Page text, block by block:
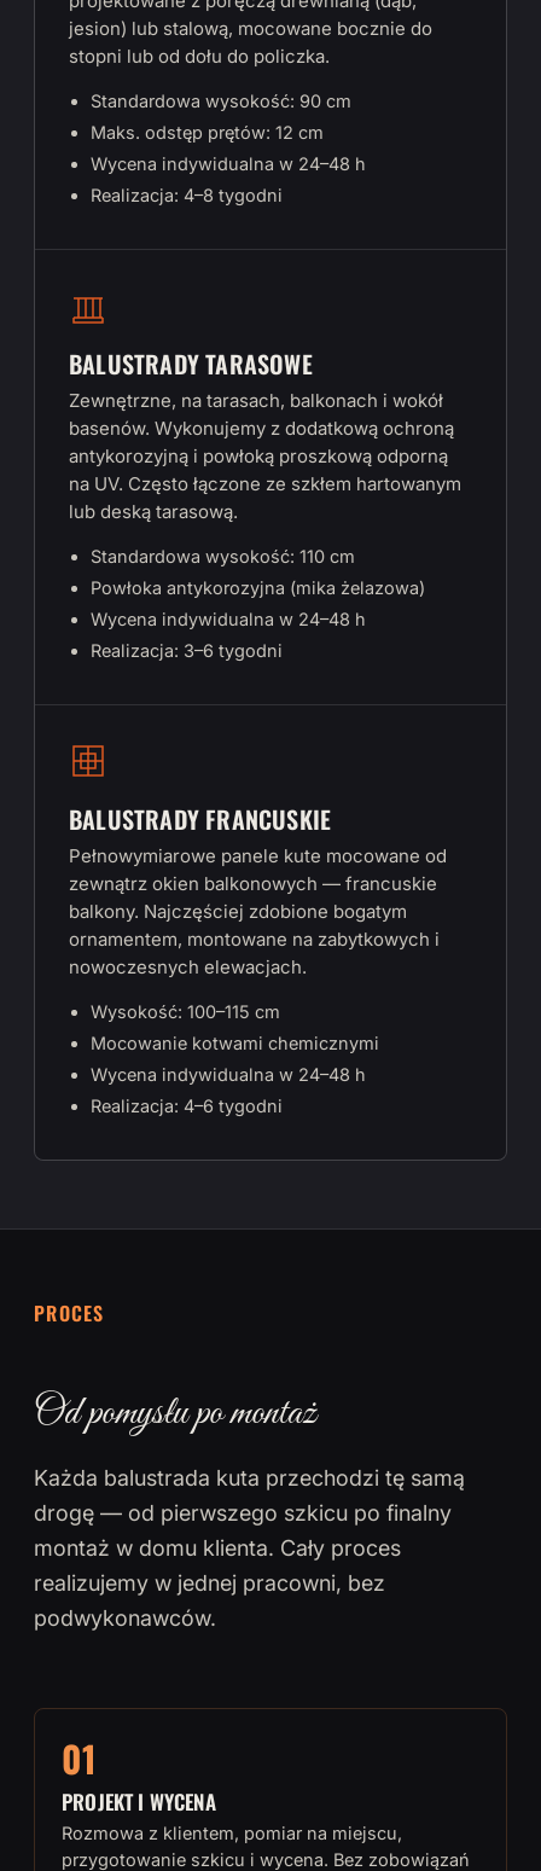
jesion) lub stalową, mocowane bocznie do
stopni lub od dołu do policzka.
Standardowa wysokość: 90 cm
Maks. odstęp prętów: 12 cm
Wycena indywidualna w 24–48 h
Realizacja: 4–8 tygodni
BALUSTRADY TARASOWE
Zewnętrzne, na tarasach, balkonach i wokół
basenów. Wykonujemy z dodatkową ochroną
antykorozyjną i powłoką proszkową odporną
na UV. Często łączone ze szkłem hartowanym
lub deską tarasową.
Standardowa wysokość: 110 cm
Powłoka antykorozyjna (mika żelazowa)
Wycena indywidualna w 24–48 h
Realizacja: 3–6 tygodni
BALUSTRADY FRANCUSKIE
Pełnowymiarowe panele kute mocowane od
zewnątrz okien balkonowych — francuskie
balkony. Najczęściej zdobione bogatym
ornamentem, montowane na zabytkowych i
nowoczesnych elewacjach.
Wysokość: 100–115 cm
Mocowanie kotwami chemicznymi
Wycena indywidualna w 24–48 h
Realizacja: 4–6 tygodni
PROCES
Od pomysłu po montaż
Każda balustrada kuta przechodzi tę samą
drogę — od pierwszego szkicu po finalny
montaż w domu klienta. Cały proces
realizujemy w jednej pracowni, bez
podwykonawców.
01
PROJEKT I WYCENA
Rozmowa z klientem, pomiar na miejscu,
przygotowanie szkicu i wycena. Bez zobowiązań